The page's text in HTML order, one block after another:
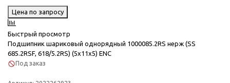
Цена по запросу
Быстрый просмотр
Подшипник шариковый однорядный 1000085.2RS нерж (SS
685.2RSF, 618/5.2RS) (5x11x5) ENC
Под заказ